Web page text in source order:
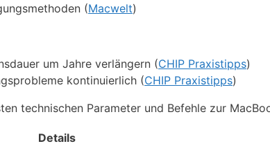
(Macwelt)
um Jahre verlängern (CHIP Praxistipps)
kontinuierlich (CHIP Praxistipps)
technischen Parameter und Befehle zur
Details